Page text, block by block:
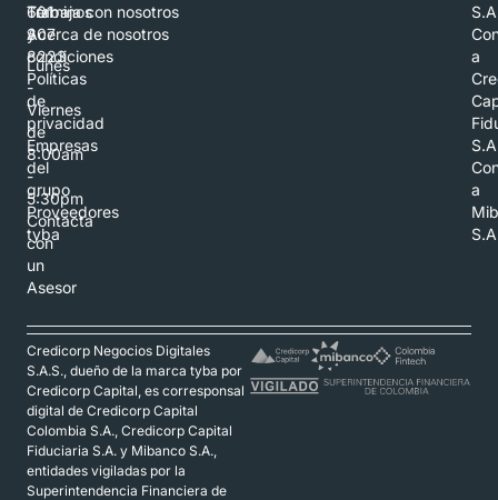
601
307
8223
Lunes
-
Viernes
de
8:00am
-
5:30pm
Contacta
con
un
Asesor
Términos
y
condiciones
Políticas
de
privacidad
Empresas
del
grupo
Proveedores
tyba
Trabaja con nosotros
Acerca de nosotros
a
a
Credicorp Negocios Digitales
S.A.S., dueño de la marca tyba por
Credicorp Capital, es corresponsal
digital de Credicorp Capital
Colombia S.A., Credicorp Capital
Fiduciaria S.A. y Mibanco S.A.,
entidades vigiladas por la
Superintendencia Financiera de